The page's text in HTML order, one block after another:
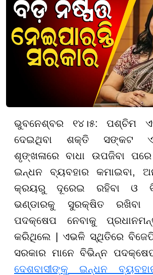
ଭୁବନେଶ୍ବର ୧୪।୫: ପଶ୍ଚିମ
ଦେଇଥିବା ଶକ୍ତି ସଙ୍କଟ
ଶୃଙ୍ଖଳାରେ ବାଧା ଉପଜିବା ପରେ
ଇନ୍ଧନ ବ୍ୟବହାର କମାଇବା,
କ୍ରୟରୁ ଦୂରେଇ ରହିବା ଓ
ଭଣ୍ଡାରକୁ ସୁରକ୍ଷିତ ରଖିବା
ପଦକ୍ଷେପ ନେବାକୁ
କରିଥିଲେ | ଏଭଳି ସ୍ଥିତିରେ ବିଜେପି
ସରକାର ମାନେ ବିଭିନ୍ନ
ଦେଶବାସୀଙ୍କୁ ଇନ୍ଧନ